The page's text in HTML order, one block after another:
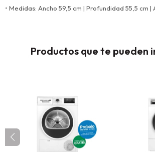
• Medidas: Ancho 59,5 cm | Profundidad 55,5 cm |
Productos que te pueden